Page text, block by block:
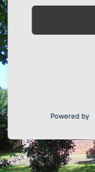
Powered by